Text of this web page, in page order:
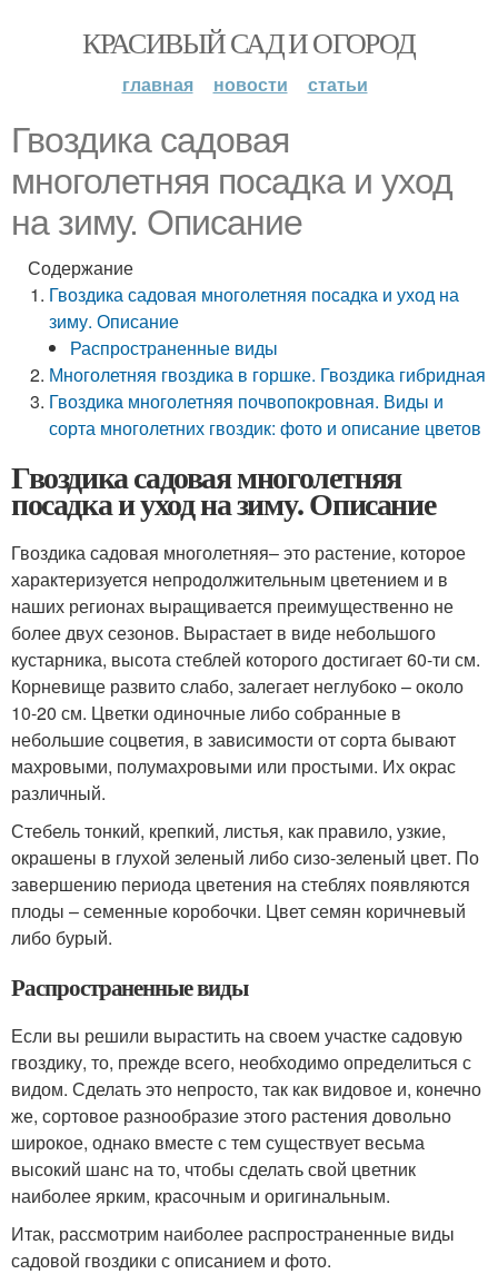
КРАСИВЫЙ САД И ОГОРОД
главная новости статьи
Гвоздика садовая
многолетняя посадка и уход
на зиму. Описание
Содержание
Гвоздика садовая многолетняя посадка и уход на
зиму. Описание
Распространенные виды
Многолетняя гвоздика в горшке. Гвоздика гибридная
Гвоздика многолетняя почвопокровная. Виды и
сорта многолетних гвоздик: фото и описание цветов
Гвоздика садовая многолетняя
посадка и уход на зиму. Описание
Гвоздика садовая многолетняя– это растение, которое
характеризуется непродолжительным цветением и в
наших регионах выращивается преимущественно не
более двух сезонов. Вырастает в виде небольшого
кустарника, высота стеблей которого достигает 60-ти см.
Корневище развито слабо, залегает неглубоко – около
10-20 см. Цветки одиночные либо собранные в
небольшие соцветия, в зависимости от сорта бывают
махровыми, полумахровыми или простыми. Их окрас
различный.
Стебель тонкий, крепкий, листья, как правило, узкие,
окрашены в глухой зеленый либо сизо-зеленый цвет. По
завершению периода цветения на стеблях появляются
плоды – семенные коробочки. Цвет семян коричневый
либо бурый.
Распространенные виды
Если вы решили вырастить на своем участке садовую
гвоздику, то, прежде всего, необходимо определиться с
видом. Сделать это непросто, так как видовое и, конечно
же, сортовое разнообразие этого растения довольно
широкое, однако вместе с тем существует весьма
высокий шанс на то, чтобы сделать свой цветник
наиболее ярким, красочным и оригинальным.
Итак, рассмотрим наиболее распространенные виды
садовой гвоздики с описанием и фото.